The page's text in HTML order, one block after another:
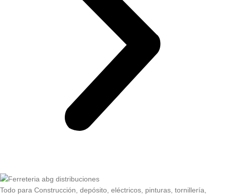
Todo para Construcción, depósito, eléctricos, pinturas, tornillería,